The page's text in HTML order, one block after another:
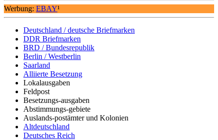
Werbung: EBAY¹
Deutschland / deutsche Briefmarken
DDR Briefmarken
BRD / Bundesrepublik
Berlin / Westberlin
Saarland
Alliierte Besetzung
Lokalausgaben
Feldpost
Besetzungs-ausgaben
Abstimmungs-gebiete
Auslands-postämter und Kolonien
Altdeutschland
Deutsches Reich